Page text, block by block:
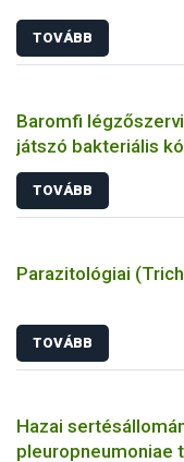
TOVÁBB
Baromfi
játszó bakteriális
TOVÁBB
Parazitológiai
TOVÁBB
Hazai
pleuropneumoniae